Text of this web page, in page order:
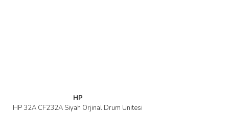
Gönder
HP
HP 32A CF232A Siyah Orjinal Drum Ünitesi